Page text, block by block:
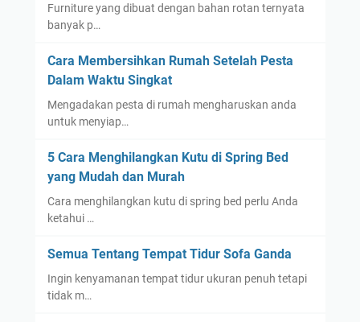
Furniture yang dibuat dengan bahan rotan ternyata
banyak p…
Cara Membersihkan Rumah Setelah Pesta
Dalam Waktu Singkat
Mengadakan pesta di rumah mengharuskan anda
untuk menyiap…
5 Cara Menghilangkan Kutu di Spring Bed
yang Mudah dan Murah
Cara menghilangkan kutu di spring bed perlu Anda
ketahui …
Semua Tentang Tempat Tidur Sofa Ganda
Ingin kenyamanan tempat tidur ukuran penuh tetapi
tidak m…